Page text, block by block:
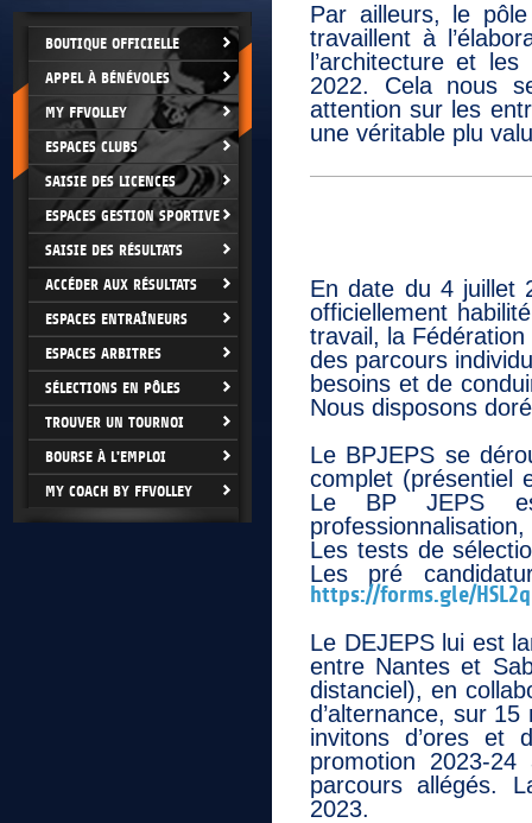
BOUTIQUE OFFICIELLE
APPEL À BÉNÉVOLES
MY FFVOLLEY
ESPACES CLUBS
SAISIE DES LICENCES
ESPACES GESTION SPORTIVE
SAISIE DES RÉSULTATS
ACCÉDER AUX RÉSULTATS
ESPACES ENTRAÎNEURS
ESPACES ARBITRES
SÉLECTIONS EN PÔLES
TROUVER UN TOURNOI
BOURSE À L'EMPLOI
MY COACH BY FFVOLLEY
Par ailleurs, le
travaillent à
l’architecture et
2022. Cela nous
attention sur les
une véritable plu
En date du 4 juillet
officiellement
travail, la
des parcours
besoins et de
Nous disposons
Le BPJEPS se
complet (présentiel
Le BP JEPS
Les tests de
Les pré
https://forms.gle/
Le DEJEPS lui est
entre Nantes et
distanciel), en
d’alternance, sur
invitons d’ores et
promotion 2023-
parcours allégés.
2023.